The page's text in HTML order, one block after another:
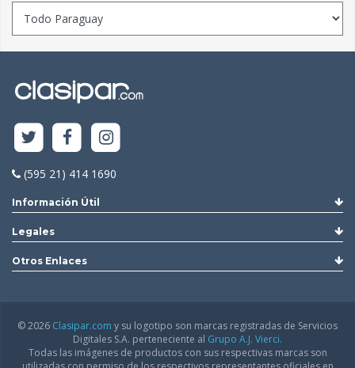
(595 21) 414 1690
Información Útil
Legales
Otros Enlaces
© 2026 Clasipar.com y su logotipo son marcas registradas de Servicios
Digitales S.A. perteneciente al Grupo A.J. Vierci.
Todas las imágenes de productos con sus respectivas marcas son